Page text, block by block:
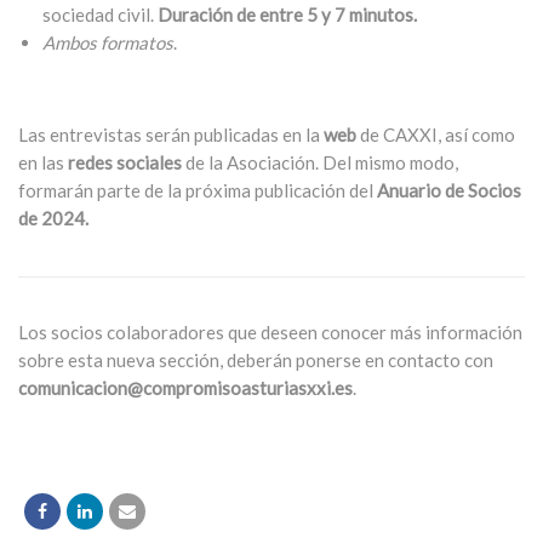
sociedad civil. Duración de entre 5 y 7 minutos.
Ambos formatos
Las entrevistas serán publicadas en la webde CAXXI, así como
en las redes socialesde la Asociación. Del mismo modo,
formarán parte de la próxima publicación del Anuario de Socios
de 2024.
Los socios colaboradores que deseen conocer más información
sobre esta nueva sección, deberán ponerse en contacto con
comunicacion@compromisoasturiasxxi.es